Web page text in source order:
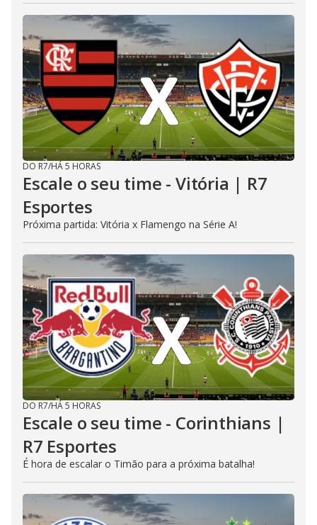
DO R7/HÁ 5 HORAS
Escale o seu time - Vitória | R7
Esportes
Próxima partida: Vitória x Flamengo na Série A!
DO R7/HÁ 5 HORAS
Escale o seu time - Corinthians |
R7 Esportes
É hora de escalar o Timão para a próxima batalha!